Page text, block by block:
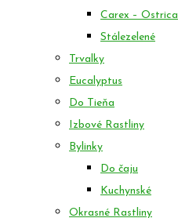
Carex – Ostrica
Stálezelené
Trvalky
Eucalyptus
Do Tieňa
Izbové Rastliny
Bylinky
Do čaju
Kuchynské
Okrasné Rastliny